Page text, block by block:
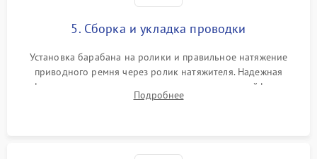
5. Сборка и укладка проводки
Установка барабана на ролики и правильное натяжение
приводного ремня через ролик натяжителя. Надежная
фиксация всех узлов, подключение клемм и шлейфов к
модулю управления. Монтаж корпусных панелей, люка и
Подробнее